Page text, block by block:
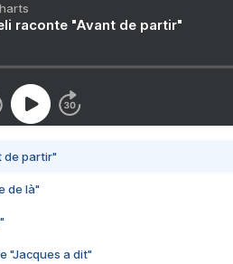
raconte "Avant de partir"
de partir"
de là"
"Jacques a dit"